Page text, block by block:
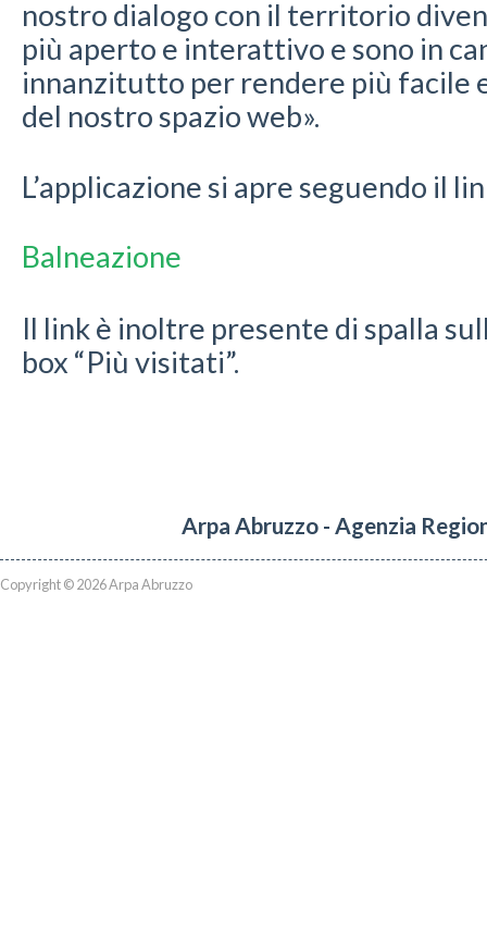
nostro dialogo con il territorio
più aperto e interattivo e sono in
innanzitutto per rendere più facile
del nostro spazio web».
L’applicazione si apre seguendo il
Balneazione
Il link è inoltre presente di spalla
box “Più visitati”.
Arpa Abruzzo - Agenzia
Copyright © 2026 Arpa Abruzzo